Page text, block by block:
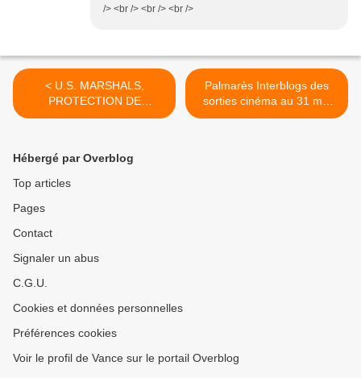
/> <br /> <br /> <br />
< U.S. MARSHALS,
PROTECTION DE
TEMOINS en DVD le 1er
Palmarès Interblogs des
sorties cinéma au 31 mai
2010 : le top 50 >
Hébergé par Overblog
Top articles
Pages
Contact
Signaler un abus
C.G.U.
Cookies et données personnelles
Préférences cookies
Voir le profil de Vance sur le portail Overblog